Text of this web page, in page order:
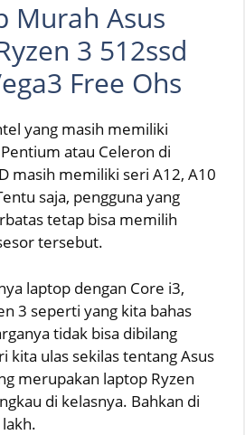
Murah Asus
3 512ssd
Free Ohs
yang masih memiliki
atau Celeron di
masih memiliki seri A12, A10
saja, pengguna yang
tetap bisa memilih
tersebut.
laptop dengan Core i3,
3 seperti yang kita bahas
tidak bisa dibilang
kita ulas sekilas tentang Asus
merupakan laptop Ryzen
di kelasnya. Bahkan di